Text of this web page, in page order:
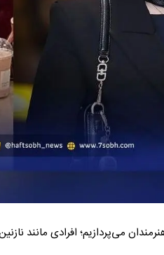
می‌پردازیم؛ افرادی مانند